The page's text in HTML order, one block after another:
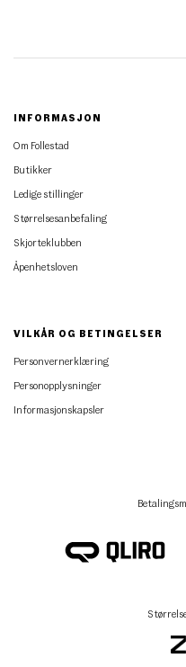
INFORMASJON
Om Follestad
Butikker
Ledige stillinger
Størrelsesanbefaling
Skjorteklubben
Åpenhetsloven
VILKÅR OG BETINGELSER
Personvernerklæring
Personopplysninger
Informasjonskapsler